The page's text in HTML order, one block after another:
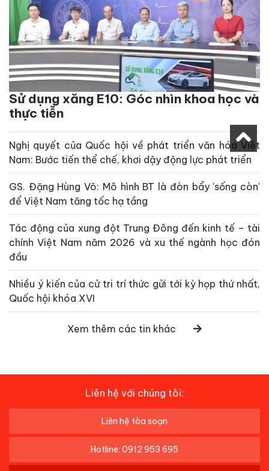
Sử dụng xăng E10: Góc nhìn khoa học và
thực tiễn
Nghị quyết của Quốc hội về phát triển văn hóa Việt
Nam: Bước tiến thể chế, khơi dậy động lực phát triển
GS. Đặng Hùng Võ: Mô hình BT là đòn bẩy 'sống còn'
để Việt Nam tăng tốc hạ tầng
Tác động của xung đột Trung Đông đến kinh tế – tài
chính Việt Nam năm 2026 và xu thế ngành học đón
đầu
Nhiều ý kiến của cử tri trí thức gửi tới kỳ họp thứ nhất,
Quốc hội khóa XVI
Xem thêm các tin khác
Liên hệ với chúng tôi:
Liên hệ tòa soạn
Hotline: 0912 953 695